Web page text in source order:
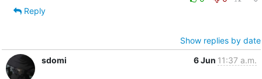
Reply
Show replies by date
sdomi
6 Jun 11:37 a.m.